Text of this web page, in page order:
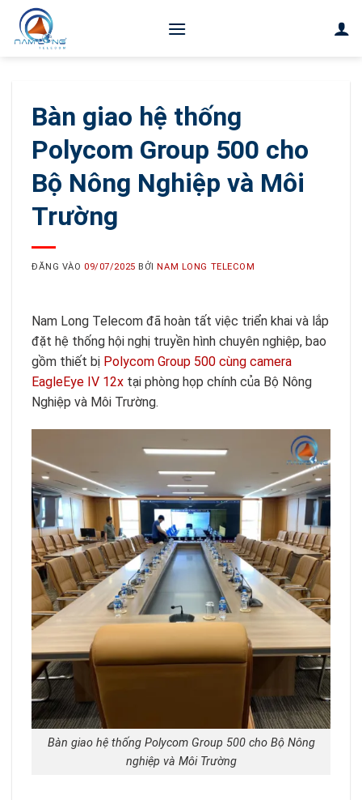
nội
Bàn giao hệ thống
Polycom Group 500 cho
Bộ Nông Nghiệp và Môi
Trường
ĐĂNG VÀO 09/07/2025 BỞINAM LONG TELECOM
Nam Long Telecom đã hoàn tất việc triển khai và lắp
đặt hệ thống hội nghị truyền hình chuyên nghiệp, bao
gồm thiết bị Polycom Group 500 cùng camera
EagleEye IV 12x tại phòng họp chính của Bộ Nông
Nghiệp và Môi Trường.
Bàn giao hệ thống Polycom Group 500 cho Bộ Nông
nghiệp và Môi Trường